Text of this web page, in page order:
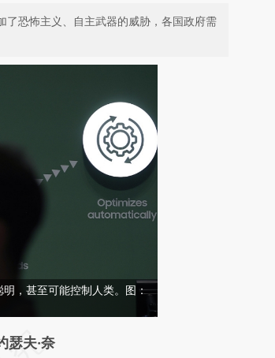
了恐怖主义、自主武器的威胁，各国政府需
，甚至可能控制人类。图：
结开头增加这段话：本文由第三方
瑟夫·奈